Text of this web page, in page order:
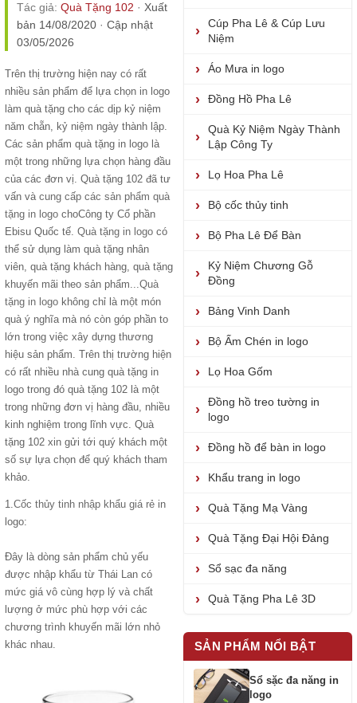
Tác giả: Quà Tặng 102 · Xuất
bản 14/08/2020 · Cập nhật
03/05/2026
Trên thị trường hiện nay có rất
nhiều sản phẩm để lựa chọn in logo
làm quà tặng cho các dịp kỷ niệm
năm chẵn, kỷ niệm ngày thành lập.
Các sản phẩm quà tặng in logo là
một trong những lựa chọn hàng đầu
của các đơn vị. Quà tặng 102 đã tư
vấn và cung cấp các sản phẩm quà
tặng in logo choCông ty Cổ phần
Ebisu Quốc tế. Quà tặng in logo có
thể sử dụng làm quà tặng nhân
viên, quà tặng khách hàng, quà tặng
khuyến mãi theo sản phẩm...Quà
tặng in logo không chỉ là một món
quà ý nghĩa mà nó còn góp phần to
lớn trong việc xây dựng thương
hiệu sản phẩm. Trên thị trường hiện
có rất nhiều nhà cung quà tặng in
logo trong đó quà tặng 102 là một
trong những đơn vị hàng đầu, nhiều
kinh nghiệm trong lĩnh vực. Quà
tặng 102 xin gửi tới quý khách một
số sự lựa chọn để quý khách tham
khảo.
1.Cốc thủy tinh nhập khẩu giá rẻ in
logo:
Đây là dòng sản phẩm chủ yếu
được nhập khẩu từ Thái Lan có
mức giá vô cùng hợp lý và chất
lượng ở mức phù hợp với các
chương trình khuyến mãi lớn nhỏ
khác nhau.
Cúp Pha Lê & Cúp Lưu
Niệm
Áo Mưa in logo
Đồng Hồ Pha Lê
Quà Kỷ Niệm Ngày Thành
Lập Công Ty
Lọ Hoa Pha Lê
Bộ cốc thủy tinh
Bộ Pha Lê Để Bàn
Kỷ Niệm Chương Gỗ
Đồng
Bảng Vinh Danh
Bộ Ấm Chén in logo
Lọ Hoa Gốm
Đồng hồ treo tường in
logo
Đồng hồ để bàn in logo
Khẩu trang in logo
Quà Tặng Mạ Vàng
Quà Tặng Đại Hội Đảng
Sổ sạc đa năng
Quà Tặng Pha Lê 3D
SẢN PHẨM NỔI BẬT
Sổ sặc đa năng in
logo